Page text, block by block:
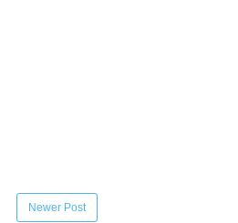
Newer Post